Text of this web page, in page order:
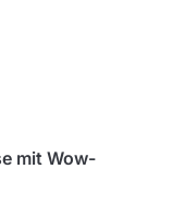
mit Wow-